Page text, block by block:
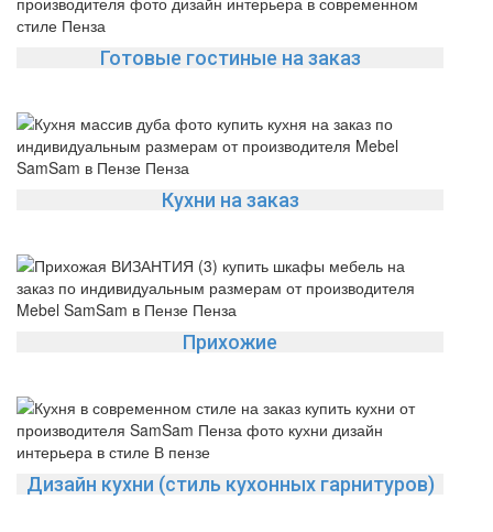
Готовые гостиные на заказ
Кухни на заказ
Прихожие
Дизайн кухни (стиль кухонных гарнитуров)